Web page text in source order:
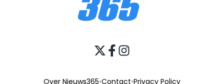
Over Nieuws365•Contact•Privacy Policy